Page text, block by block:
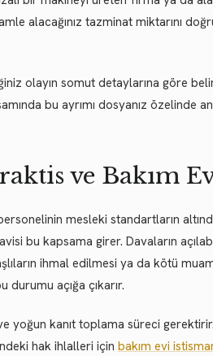
alacağınız tazminat miktarını
olayın somut detaylarına göre
bu ayrımı dosyanız özelinde
ve Bakım
mesleki standartların
bu kapsama girer. Davaların
ihmal edilmesi ya da kötü
durumu açığa çıkarır.
yoğun kanıt toplama süreci
hak ihlalleri için bakım evi